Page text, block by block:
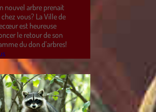
nouvel arbre prenait
vous? La Ville de
est heureuse
le retour de son
du don d’arbres!